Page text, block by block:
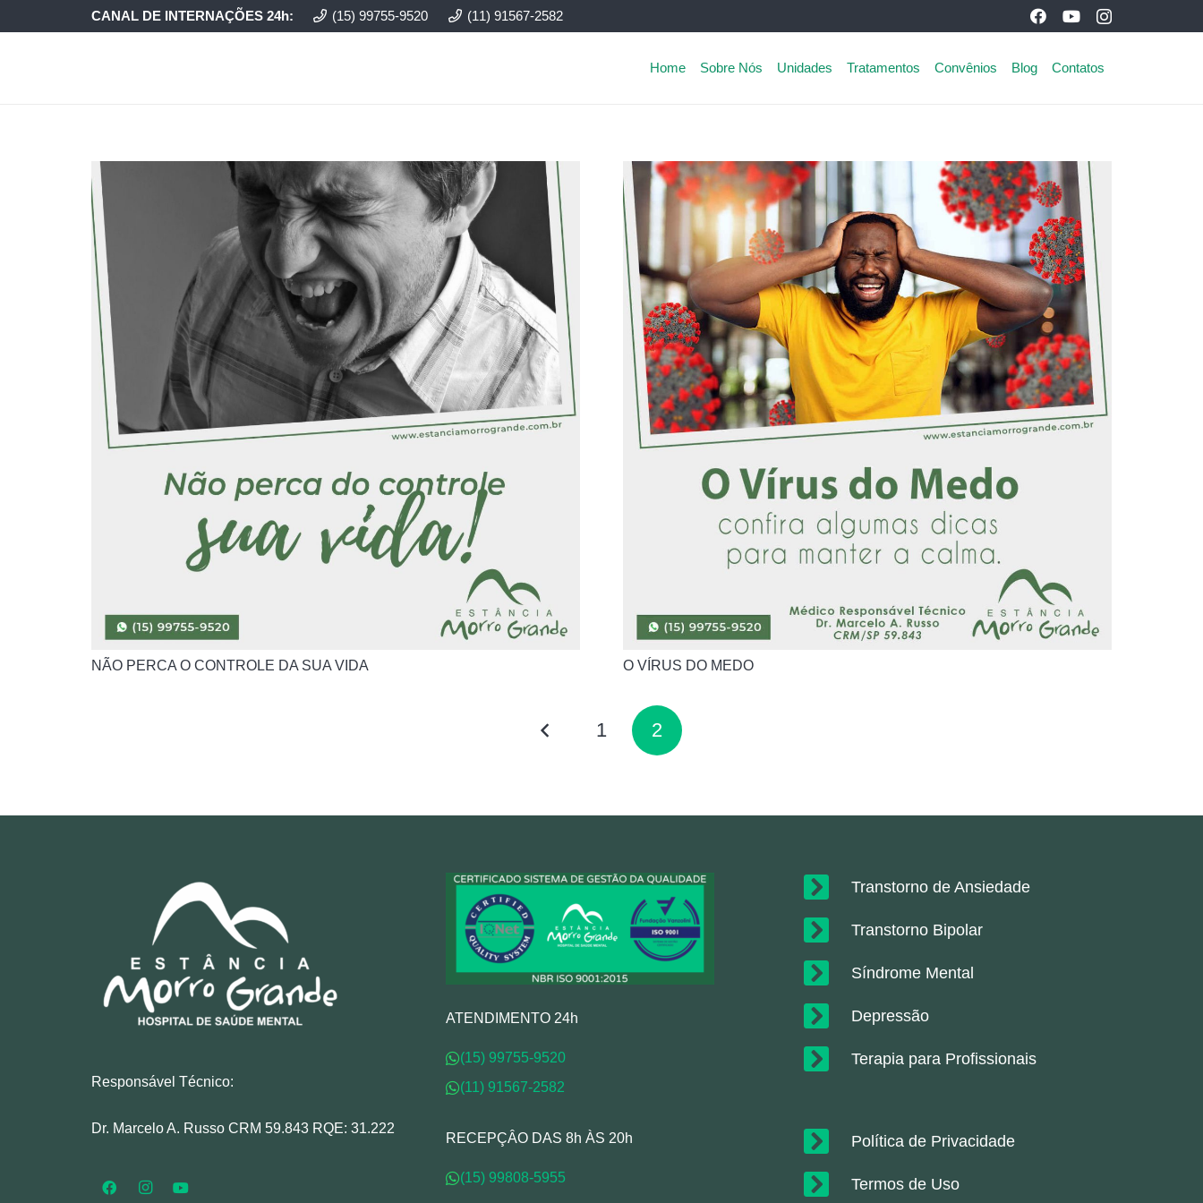
CANAL DE INTERNAÇÕES 24h: (15) 99755-9520 (11) 91567-2582
Home Sobre Nós Unidades Tratamentos Convênios Blog Contatos
NÃO PERCA O CONTROLE DA SUA VIDA O VÍRUS DO MEDO
1 2
Responsável Técnico:
Dr. Marcelo A. Russo CRM 59.843 RQE: 31.222
ATENDIMENTO 24h
(15) 99755-9520
(11) 91567-2582
RECEPÇÂO DAS 8h ÀS 20h
(15) 99808-5955
Transtorno de Ansiedade
Transtorno Bipolar
Síndrome Mental
Depressão
Terapia para Profissionais
Política de Privacidade
Termos de Uso